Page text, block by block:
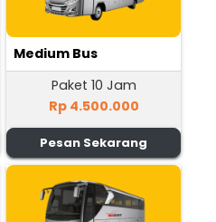
Medium Bus
Paket 10 Jam
Rp 4.500.000
Pesan Sekarang